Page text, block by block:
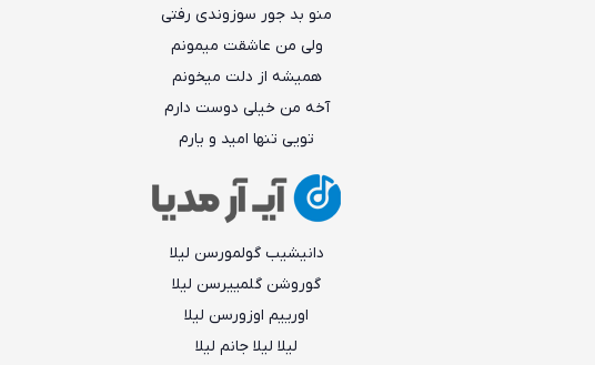
منو بد جور سوزوندی رفتی
ولی من عاشقت میمونم
همیشه از دلت میخونم
آخه من خیلی دوست دارم
تویی تنها امید و یارم
دانیشیب گولمورسن لیلا
گوروشن گلمییرسن لیلا
اورییم اوزورسن لیلا
لیلا لیلا جانم لیلا